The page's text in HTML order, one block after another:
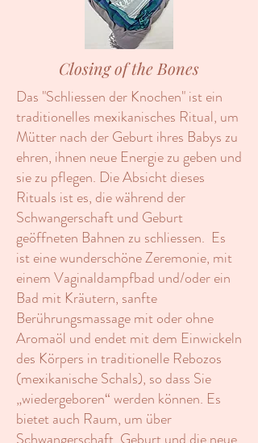
Closing of the Bones
Das "Schliessen der Knochen" ist ein
traditionelles mexikanisches Ritual, um
Mütter nach der Geburt ihres Babys zu
ehren, ihnen neue Energie zu geben und
sie zu pflegen. Die Absicht dieses
Rituals ist es, die während der
Schwangerschaft und Geburt
geöffneten Bahnen zu schliessen. Es
ist eine wunderschöne Zeremonie, mit
einem Vaginaldampfbad und/oder ein
Bad mit Kräutern, sanfte
Berührungsmassage mit oder ohne
Aromaöl und endet mit dem Einwickeln
des Körpers in traditionelle Rebozos
(mexikanische Schals), so dass Sie
„wiedergeboren“ werden können. Es
bietet auch Raum, um über